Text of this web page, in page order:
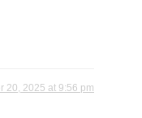
20, 2025 at 9:56 pm